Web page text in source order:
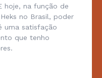
hoje, na função de
no Brasil, poder
uma satisfação
que tenho